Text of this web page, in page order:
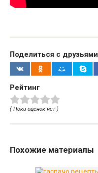
Поделиться с друзьями
Рейтинг
( Пока оценок нет )
Похожие материалы